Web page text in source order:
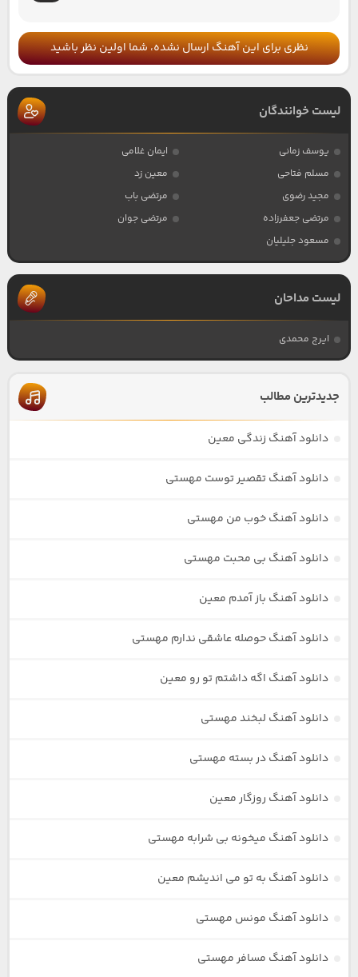
نظری برای این آهنگ ارسال نشده، شما اولین نظر باشید
لیست خوانندگان
یوسف زمانی
ایمان غلامی
مسلم فتاحی
معین زد
مجید رضوی
مرتضی باب
مرتضی جعفرزاده
مرتضی جوان
مسعود جلیلیان
لیست مداحان
ایرج محمدی
جدیدترین مطالب
دانلود آهنگ زندگی معین
دانلود آهنگ تقصیر توست مهستی
دانلود آهنگ خوب من مهستی
دانلود آهنگ بی محبت مهستی
دانلود آهنگ باز آمدم معین
دانلود آهنگ حوصله عاشقی ندارم مهستی
دانلود آهنگ اگه داشتم تو رو معین
دانلود آهنگ لبخند مهستی
دانلود آهنگ در بسته مهستی
دانلود آهنگ روزگار معین
دانلود آهنگ میخونه بی شرابه مهستی
دانلود آهنگ به تو می اندیشم معین
دانلود آهنگ مونس مهستی
دانلود آهنگ مسافر مهستی